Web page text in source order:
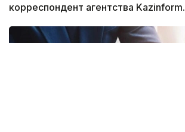
корреспондент агентства Kazinform.